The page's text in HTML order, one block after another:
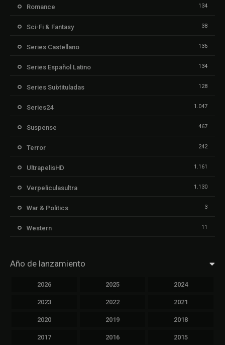
Romance 134
Sci-Fi & Fantasy 38
Series Castellano 136
Series Español Latino 134
Series Subtituladas 128
Series24 1.047
Suspense 467
Terror 242
UltrapelisHD 1.161
Verpeliculasultra 1.130
War & Politics 3
Western 11
Año de lanzamiento
2026 2025 2024
2023 2022 2021
2020 2019 2018
2017 2016 2015